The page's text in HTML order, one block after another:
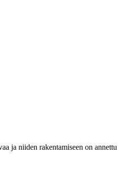
ja niiden rakentamiseen on annettu